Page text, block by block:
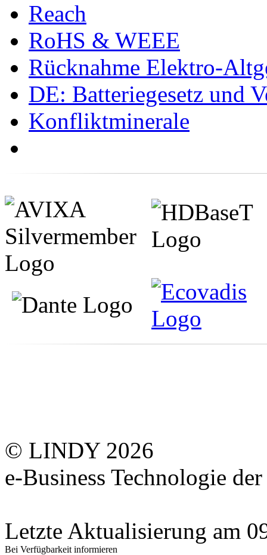
Reach
RoHS & WEEE
Rücknahme Elektro-
DE: Batteriegesetz und
Konfliktminerale
© LINDY 2026
e-Business Technologie
Letzte Aktualisierung am
Bei Verfügbarkeit informieren